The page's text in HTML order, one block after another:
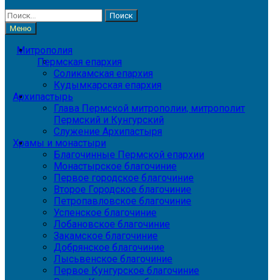
Найти:
Меню
Митрополия
Пермская епархия
Соликамская епархия
Кудымкарская епархия
Архипастырь
Глава Пермской митрополии, митрополит
Пермский и Кунгурский
Служение Архипастыря
Храмы и монастыри
Благочинные Пермской епархии
Монастырское благочиние
Первое городское благочиние
Второе Городское благочиние
Петропавловское благочиние
Успенское благочиние
Лобановское благочиние
Закамское благочиние
Добрянское благочиние
Лысьвенское благочиние
Первое Кунгурское благочиние